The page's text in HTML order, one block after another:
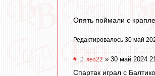
Опять поймали с
Редактировалось 30 май
# лео22 » 30 май 2024
Спартак играл с